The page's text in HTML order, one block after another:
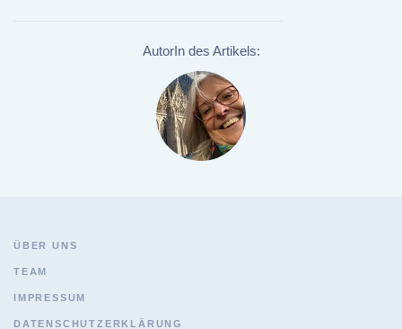
AutorIn des Artikels:
ÜBER UNS
TEAM
IMPRESSUM
DATENSCHUTZERKLÄRUNG